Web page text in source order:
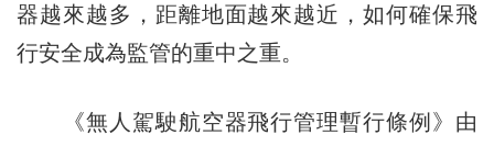
器越來越多，距離地面越來越近，如何確保飛
行安全成為監管的重中之重。
《無人駕駛航空器飛行管理暫行條例》由